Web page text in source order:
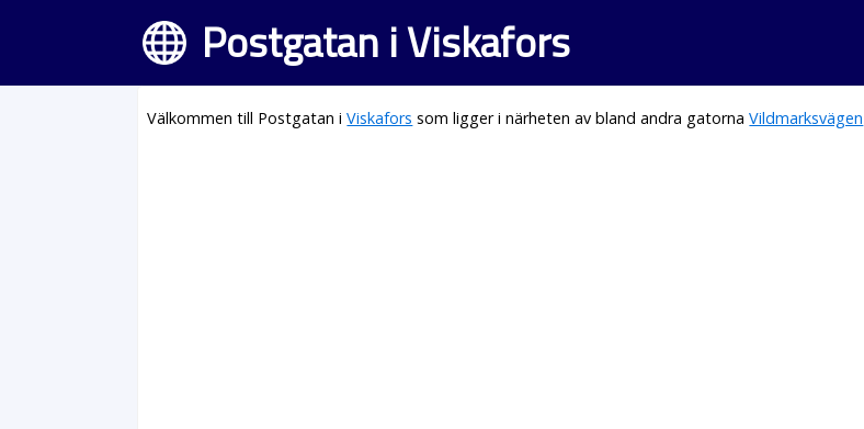
Postgatan i Viskafors
Välkommen till Postgatan iViskafors som ligger i närheten av bland andra gatornaVildmarksvägen